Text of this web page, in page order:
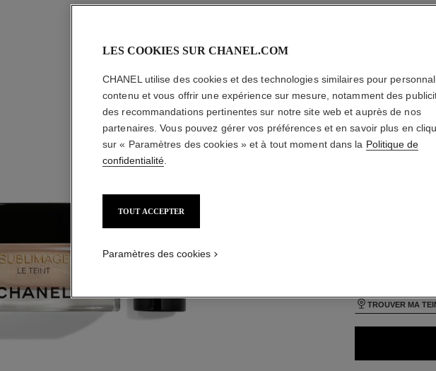
1
texture
Teint Crème
En savoir plus
Réf. 146610
230,00 $ CAD
TROUVER MA
LES COOKIES SUR CHANEL.COM
CHANEL utilise des cookies et des technologies similaires pour
contenu et vous offrir une expérience sur mesure, notamment des
des recommandations pertinentes sur notre site web et auprès de nos
partenaires. Vous pouvez gérer vos préférences et en savoir plus en
sur « Paramètres des cookies » et à tout moment dans la Politique de
confidentialité
TOUT ACCEPTER
Paramètres des cookies